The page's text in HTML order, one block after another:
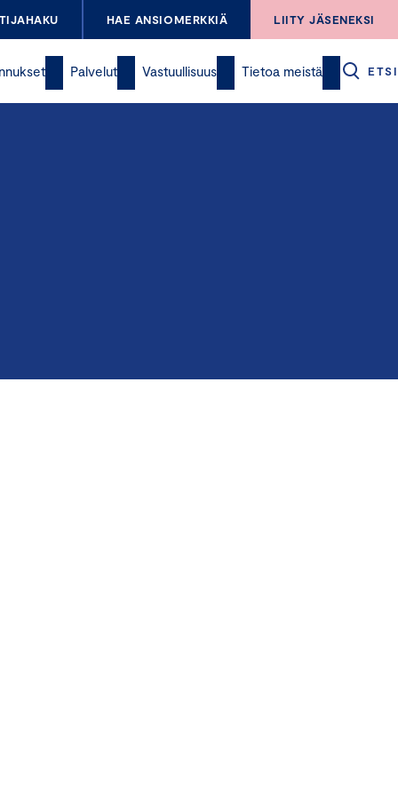
HAE ANSIOMERKKIÄ LIITY JÄSENEKSI
Palvelut Vastuullisuus Tietoa meistä ETSI